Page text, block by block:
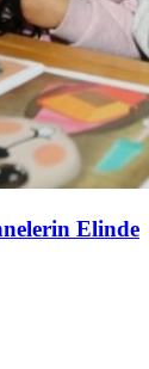
Elinde